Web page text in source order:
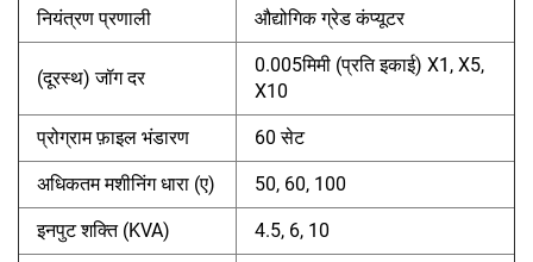
नियंत्रण प्रणाली औद्योगिक ग्रेड कंप्यूटर
(दूरस्थ) जॉग दर
0.005मिमी (प्रति इकाई) X1, X5,
X10
प्रोग्राम फ़ाइल भंडारण 60 सेट
अधिकतम मशीनिंग धारा (ए) 50, 60, 100
इनपुट शक्ति (KVA) 4.5, 6, 10